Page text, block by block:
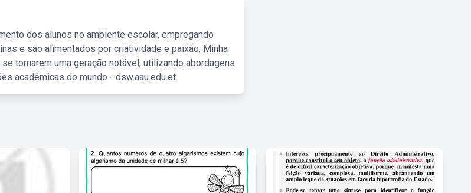
dos alunos no ambiente escolar, empregando
e são alimentados por criatividade e paixão. Minha
tornarem uma geração notável, utilizando abordagens
acadêmicas do mundo - dsw.aau.edu.et.